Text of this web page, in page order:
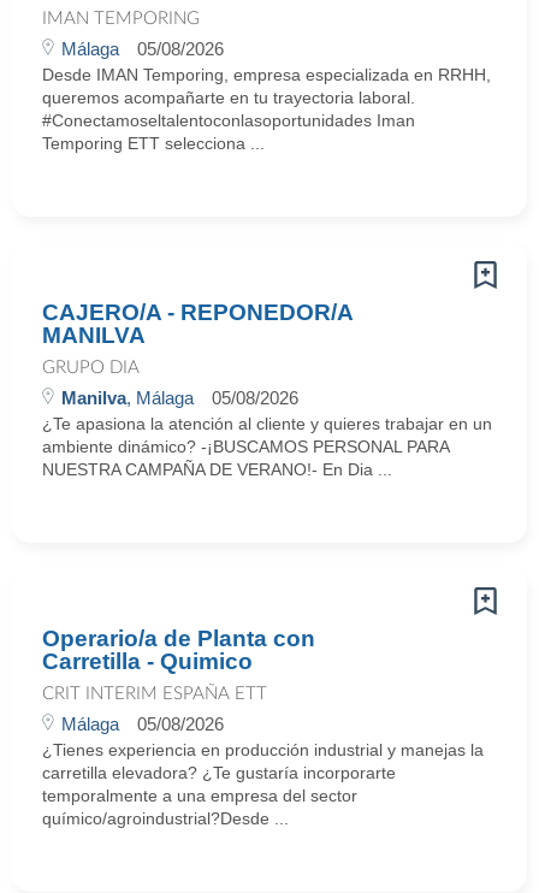
IMAN TEMPORING
Málaga 05/08/2026
Desde IMAN Temporing, empresa especializada en RRHH,
queremos acompañarte en tu trayectoria laboral.
#Conectamoseltalentoconlasoportunidades Iman
Temporing ETT selecciona ...
CAJERO/A - REPONEDOR/A
MANILVA
GRUPO DIA
Manilva, Málaga 05/08/2026
¿Te apasiona la atención al cliente y quieres trabajar en un
ambiente dinámico? -¡BUSCAMOS PERSONAL PARA
NUESTRA CAMPAÑA DE VERANO!- En Dia ...
Operario/a de Planta con
Carretilla - Quimico
CRIT INTERIM ESPAÑA ETT
Málaga 05/08/2026
¿Tienes experiencia en producción industrial y manejas la
carretilla elevadora? ¿Te gustaría incorporarte
temporalmente a una empresa del sector
químico/agroindustrial?Desde ...